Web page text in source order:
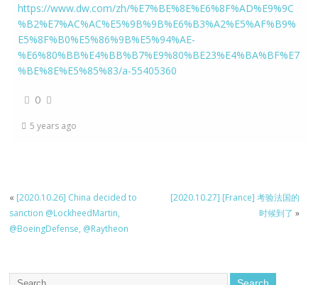
https://www.dw.com/zh/%E7%BE%8E%E6%8F%AD%E9%9C
%B2%E7%AC%AC%E5%9B%9B%E6%B3%A2%E5%AF%B9%
E5%8F%B0%E5%86%9B%E5%94%AE-
%E6%80%BB%E4%BB%B7%E9%80%BE23%E4%BA%BF%E7
%BE%8E%E5%85%83/a-55405360
0
5 years ago
« [2020.10.26] China decided to
sanction @LockheedMartin,
@BoeingDefense, @Raytheon
[2020.10.27] [France] 考验法国的
时候到了 »